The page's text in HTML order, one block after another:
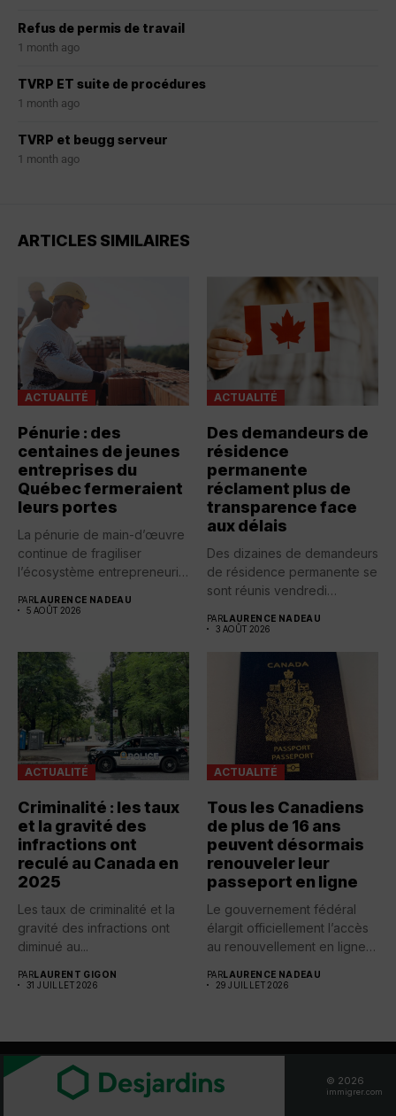
Refus de permis de travail
1 month ago
TVRP ET suite de procédures
1 month ago
TVRP et beugg serveur
1 month ago
ARTICLES SIMILAIRES
ACTUALITÉ
Pénurie : des
centaines de jeunes
entreprises du
Québec fermeraient
leurs portes
La pénurie de main-d’œuvre
continue de fragiliser
l’écosystème entrepreneurial
PARLAURENCE NADEAU
5 AOÛT 2026
ACTUALITÉ
Des demandeurs de
résidence
permanente
réclament plus de
transparence face
aux délais
Des dizaines de demandeurs
de résidence permanente se
sont réunis vendredi
PARLAURENCE NADEAU
3 AOÛT 2026
ACTUALITÉ
Criminalité : les taux
et la gravité des
infractions ont
reculé au Canada en
2025
Les taux de criminalité et la
gravité des infractions ont
diminué au...
PARLAURENT GIGON
31 JUILLET 2026
ACTUALITÉ
Tous les Canadiens
de plus de 16 ans
peuvent désormais
renouveler leur
passeport en ligne
Le gouvernement fédéral
élargit officiellement l’accès
au renouvellement en ligne
PARLAURENCE NADEAU
29 JUILLET 2026
BOITE À OUTILS © 2026
immigrer.com